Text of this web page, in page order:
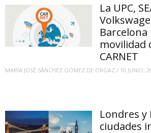
La UPC,
movilidad
CARNET
MARÍA JOSÉ SÁNCHEZ GÓMEZ DE ORGAZ / 10 JUNIO,
Londres y
ciudades